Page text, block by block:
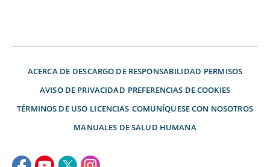
ACERCA DE DESCARGO DE RESPONSABILIDAD PERMISOS
AVISO DE PRIVACIDAD PREFERENCIAS DE COOKIES
TÉRMINOS DE USO LICENCIAS COMUNÍQUESE CON NOSOTROS
MANUALES DE SALUD HUMANA